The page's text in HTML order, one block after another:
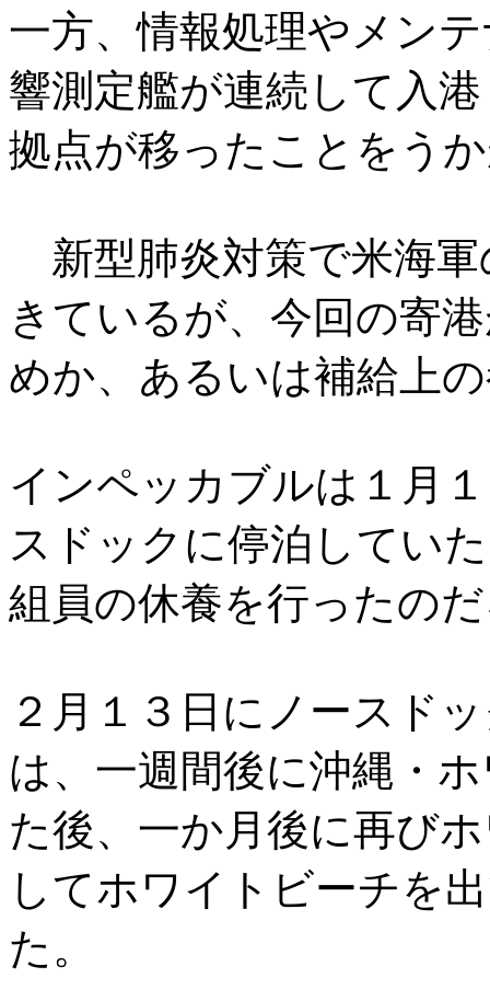
一方、情報処理やメン
響測定艦が連続して入
拠点が移ったことをう
新型肺炎対策で米海
きているが、今回の寄
めか、あるいは補給上
インペッカブルは１月
スドックに停泊してい
組員の休養を行ったの
２月１３日にノースド
は、一週間後に沖縄・
た後、一か月後に再び
してホワイトビーチを
た。